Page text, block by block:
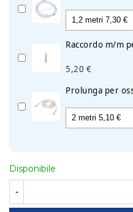
Raccordo m/m
5,20 €
Prolunga per
Disponibile
-